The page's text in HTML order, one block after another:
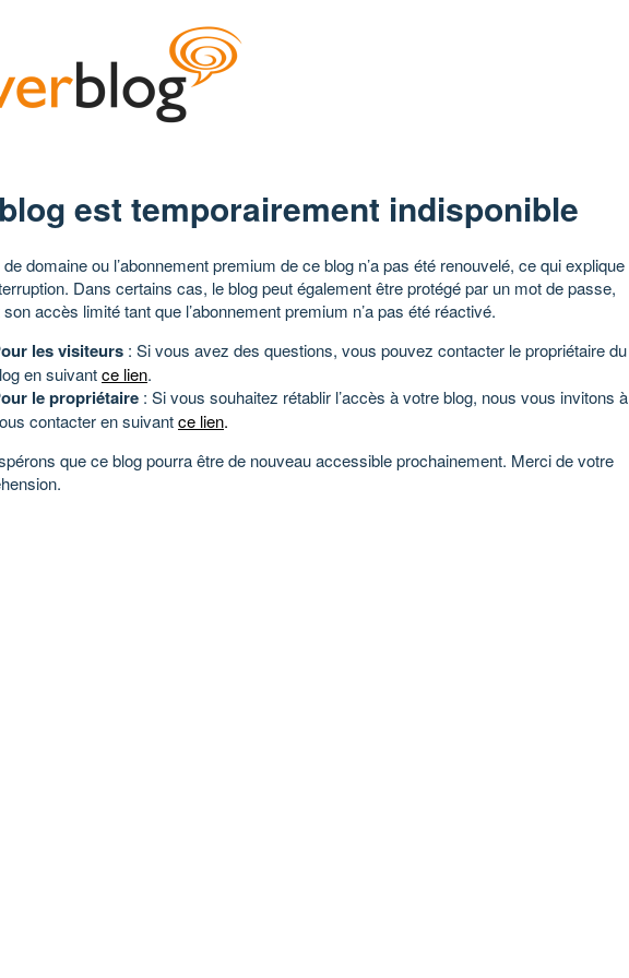
est temporairement indisponible
domaine ou l’abonnement premium de ce blog n’a pas été renouvelé, ce qui explique
Dans certains cas, le blog peut également être protégé par un mot de passe,
accès limité tant que l’abonnement premium n’a pas été réactivé.
les visiteurs : Si vous avez des questions, vous pouvez contacter le propriétaire du
en suivantce lien.
le propriétaire : Si vous souhaitez rétablir l’accès à votre blog, nous vous invitons à
contacter en suivantce lien.
que ce blog pourra être de nouveau accessible prochainement. Merci de votre